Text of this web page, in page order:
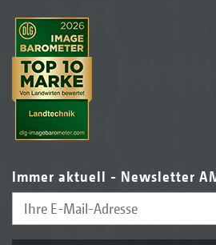
Immer aktuell - Newsletter